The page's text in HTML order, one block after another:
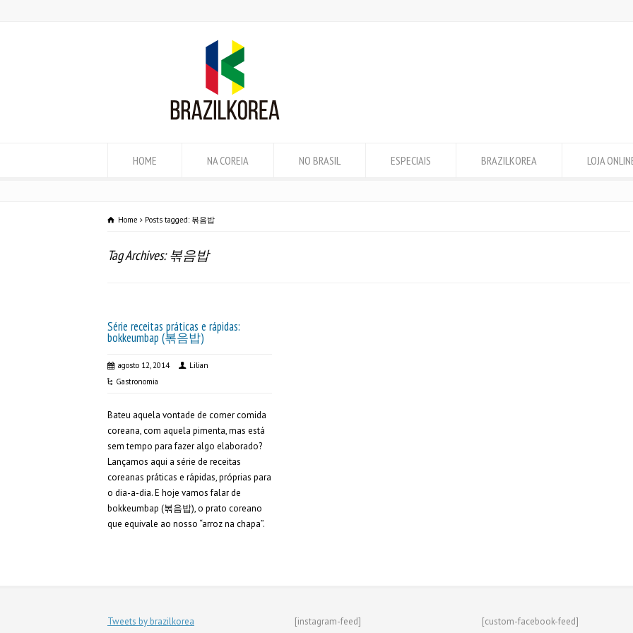
HOME NA COREIA NO BRASIL ESPECIAIS BRAZILKOREA LOJA
Home Posts tagged: 볶음밥
Tag Archives: 볶음밥
Série receitas práticas e rápidas:
bokkeumbap (볶음밥)
agosto 12, 2014
Lilian
Gastronomia
Bateu aquela vontade de comer comida
coreana, com aquela pimenta, mas está
sem tempo para fazer algo elaborado?
Lançamos aqui a série de receitas
coreanas práticas e rápidas, próprias para
o dia-a-dia. E hoje vamos falar de
bokkeumbap (볶음밥), o prato coreano
que equivale ao nosso “arroz na chapa”.
Tweets by brazilkorea [instagram-feed] [custom-facebook-feed]